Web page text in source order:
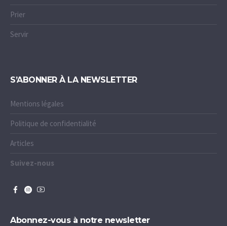
Prier
Servir
S’ABONNER À LA NEWSLETTER
Mentions légales
Politique de confidentialité
Articles
Suivez-nous
Abonnez-vous à notre newsletter